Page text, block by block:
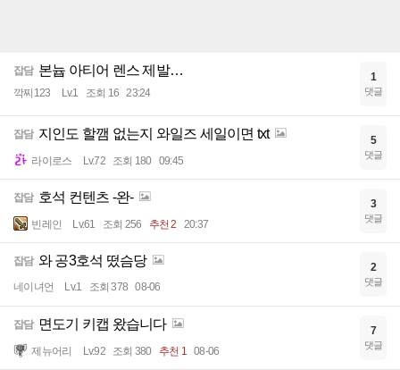
잡담 본늅 아티어 렌스 제발…
깍찌123 Lv.1 조회 16 23:24
1
댓글
잡담 지인도 할깸 없는지 와일즈 세일이면 txt
라이로스 Lv.72 조회 180 09:45
5
댓글
잡담 호석 컨텐츠 -완-
빈레인 Lv.61 조회 256 추천 2 20:37
3
댓글
잡담 와 공3호석 떴슴당
네이녀언 Lv.1 조회 378 08-06
2
댓글
잡담 면도기 키캡 왔습니다
제뉴어리 Lv.92 조회 380 추천 1 08-06
7
댓글